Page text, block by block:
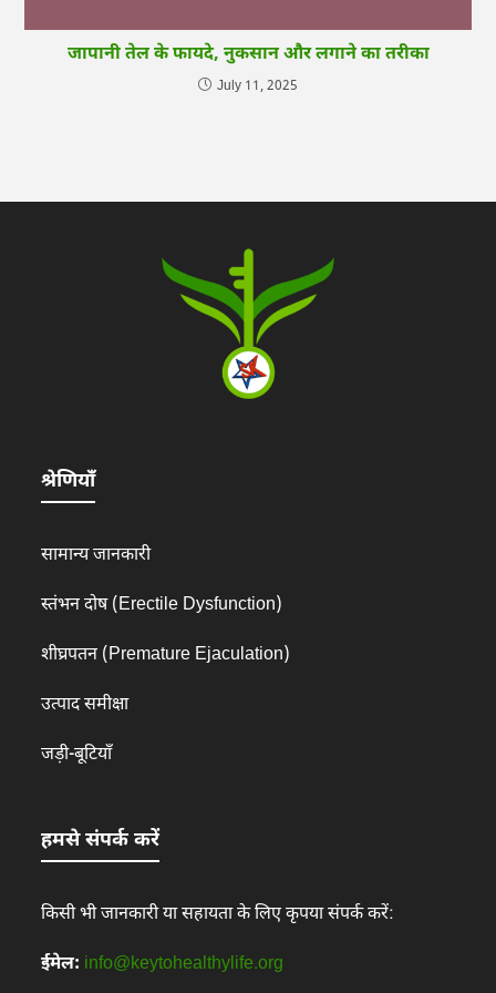
जापानी तेल के फायदे, नुकसान और लगाने का तरीका
July 11, 2025
श्रेणियाँ
सामान्य जानकारी
स्तंभन दोष (Erectile Dysfunction)
शीघ्रपतन (Premature Ejaculation)
उत्पाद समीक्षा
जड़ी-बूटियाँ
हमसे संपर्क करें
किसी भी जानकारी या सहायता के लिए कृपया संपर्क करें:
ईमेल: info@keytohealthylife.org